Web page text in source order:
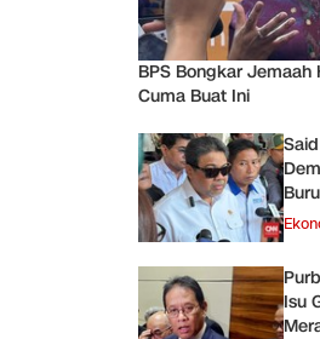
BPS Bongkar Jemaah
Cuma Buat Ini
Isu